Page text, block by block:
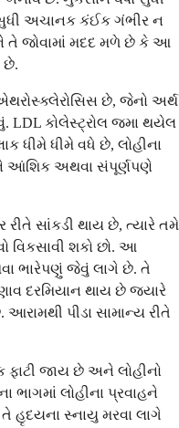
અચાનક કંઈક ગંભીર ન
તે જોવામાં મદદ મળે છે કે આ
છે.
છે, જેનો અર્થ
કોલેસ્ટ્રોલ જમા થયેલ
ધીમે ધીમે વધે છે, લોહીના
આંશિક અથવા સંપૂર્ણપણે
સાંકડી થાય છે, ત્યારે તમે
વિકસાવી શકો છો. આ
ભારેપણું જેવું લાગે છે. તે
દરમિયાન થાય છે જ્યારે
પીડા સામાન્ય રીતે
ફાટી જાય છે અને લોહીનો
ભાગમાં લોહીના પ્રવાહને
હૃદયના સ્નાયુ મરવા લાગે